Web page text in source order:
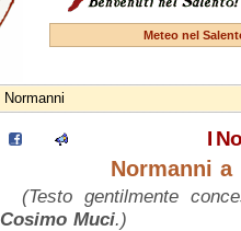
Meteo nel
I Normanni
I
Normanni a
(Testo gentilmente
Cosimo Muci.)